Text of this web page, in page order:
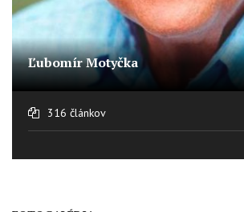
Ľubomír Motyčka
316 článkov